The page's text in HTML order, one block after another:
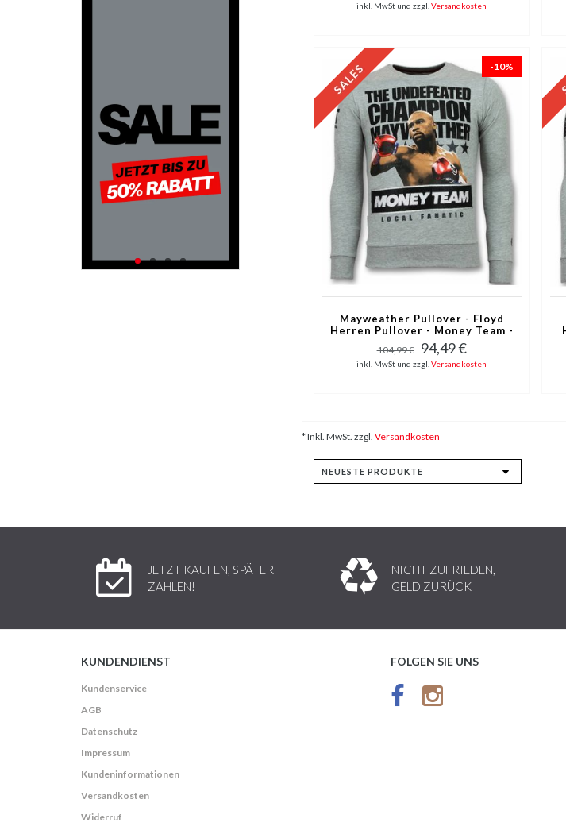
inkl. MwSt und zzgl.Versandkosten
-10%
Mayweather Pullover - Floyd
Herren Pullover - Money Team -
Grau
104,99 € 94,49 €
inkl. MwSt und zzgl.Versandkosten
* Inkl. MwSt. zzgl. Versandkosten
JETZT KAUFEN, SPÄTER
ZAHLEN!
NICHT ZUFRIEDEN,
GELD ZURÜCK
KUNDENDIENST
Kundenservice
AGB
Datenschutz
Impressum
Kundeninformationen
Versandkosten
Widerruf
FOLGEN SIE UNS